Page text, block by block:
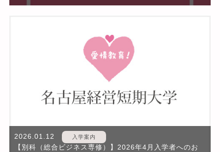
2026.01.12 入学案内
【別科（総合ビジネス専修）】2026年4月入学者へのお